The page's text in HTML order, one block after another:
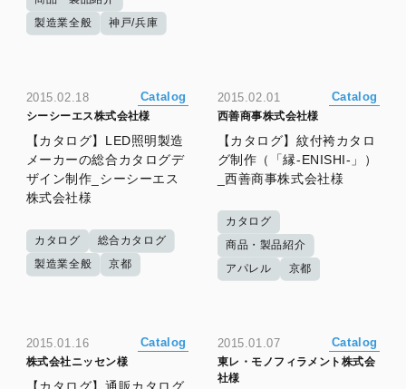
製造業全般
神戸/兵庫
2015.02.18 Catalog
シーシーエス株式会社様
【カタログ】LED照明製造
メーカーの総合カタログデ
ザイン制作_シーシーエス
株式会社様
カタログ
総合カタログ
製造業全般
京都
2015.02.01 Catalog
西善商事株式会社様
【カタログ】紋付袴カタロ
グ制作（「縁-ENISHI-」）
_西善商事株式会社様
カタログ
商品・製品紹介
アパレル
京都
2015.01.16 Catalog
株式会社ニッセン様
【カタログ】通販カタログ
2015.01.07 Catalog
東レ・モノフィラメント株式会
社様